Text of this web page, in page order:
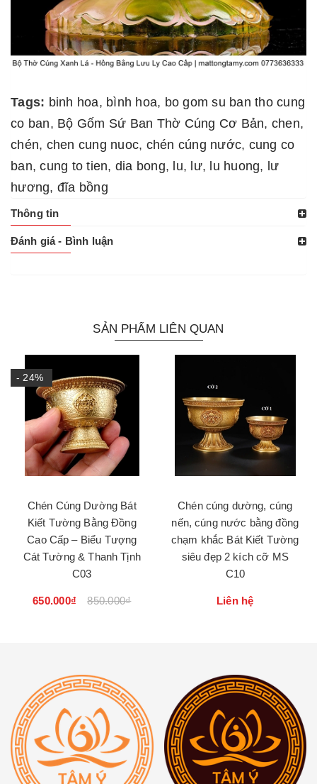
Tags: binh hoa, bình hoa, bo gom su ban tho cung
co ban, Bộ Gốm Sứ Ban Thờ Cúng Cơ Bản, chen,
chén, chen cung nuoc, chén cúng nước, cung co
ban,cung to tien, dia bong, lu, lư, lu huong, lư
hương, đĩa bồng
Thông tin
Đánh giá - Bình luận
SẢN PHẨM LIÊN QUAN
- 24%
Chén Cúng Dường Bát
Kiết Tường Bằng Đồng
Cao Cấp – Biểu Tượng
Cát Tường & Thanh Tịnh
C03
650.000₫ 850.000₫
Chén cúng dường, cúng
nến, cúng nước bằng đồng
chạm khắc Bát Kiết Tường
siêu đẹp 2 kích cỡ MS
C10
Liên hệ